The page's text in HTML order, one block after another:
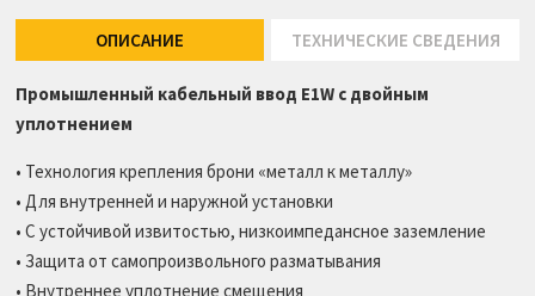
ОПИСАНИЕ ТЕХНИЧЕСКИЕ СВЕДЕНИЯ
Промышленный кабельный ввод E1W с двойным
уплотнением
• Технология крепления брони «металл к металлу»
• Для внутренней и наружной установки
• С устойчивой извитостью, низкоимпедансное заземление
• Защита от самопроизвольного разматывания
• Внутреннее уплотнение смещения